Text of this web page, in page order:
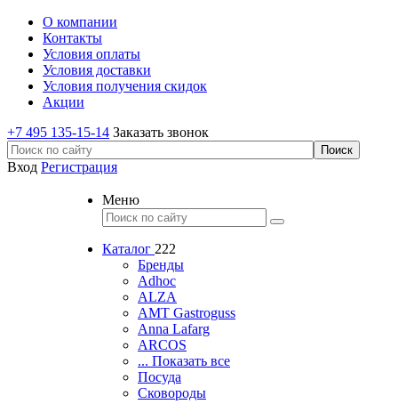
О компании
Контакты
Условия оплаты
Условия доставки
Условия получения скидок
Акции
+7 495 135-15-14 Заказать звонок
Вход Регистрация
Меню
Каталог 222
Бренды
Adhoc
ALZA
AMT Gastroguss
Anna Lafarg
ARCOS
... Показать все
Посуда
Сковороды